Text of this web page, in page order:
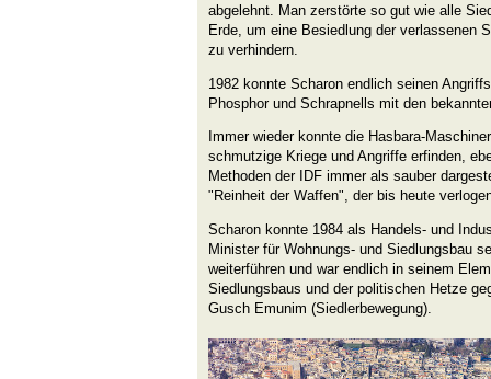
abgelehnt. Man zerstörte so gut wie alle
Erde, um eine Besiedlung der verlassenen
zu verhindern.
1982 konnte Scharon endlich seinen
Phosphor und Schrapnells mit den
Immer wieder konnte die Hasbara-
schmutzige Kriege und Angriffe erfinden,
Methoden der IDF immer als sauber
"Reinheit der Waffen", der bis heute
Scharon konnte 1984 als Handels- und
Minister für Wohnungs- und Siedlungsbau
weiterführen und war endlich in seinem
Siedlungsbaus und der politischen Hetze
Gusch Emunim (Siedlerbewegung).